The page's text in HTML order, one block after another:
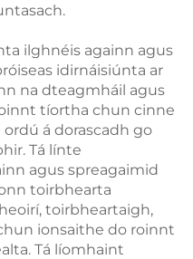
ilghnéis againn agus
idirnáisiúnta ar
na dteagmháil agus
tíortha chun cinne
á dorascadh go
Tá línte
agus spreagaimid
toirbhearta
toirbheartaigh,
ionsaithe do roinnt
Tá líomhaint